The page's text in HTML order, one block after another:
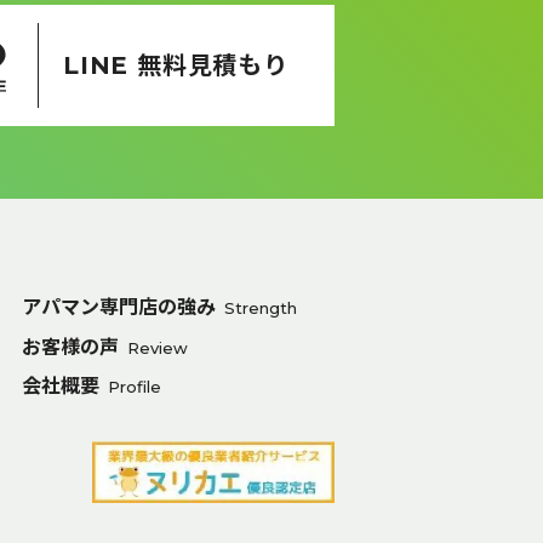
LINE 無料見積もり
アパマン専門店の強み Strength
お客様の声 Review
会社概要 Profile